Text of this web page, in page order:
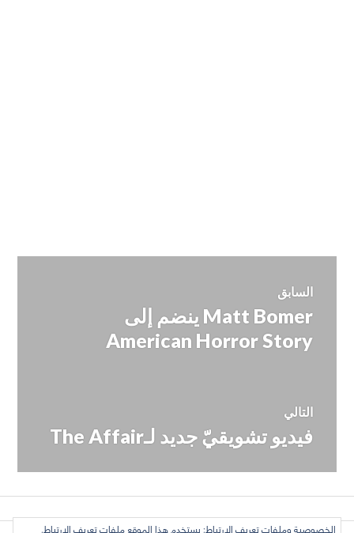
تصفّح
المقالات
السابق
المقالة
Matt Bomer ينضم إلى
American Horror Story
التالي
المقالة
التالية:
فيديو تشويقيّ جديد لـThe Affair
الخصوصية وملفات تعريف الارتباط: يستخدم هذا الموقع ملفات تعريف الارتباط.